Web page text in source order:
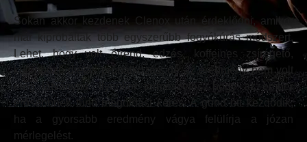
Sokan akkor kezdenek Clenox után érdeklődni, amikor
már kipróbáltak több egyszerűbb fogyókúrás módszert.
Lehet, hogy volt étrend, edzés, koffeines zsírégető,
különböző diétás próbálkozás, de az eredmény nem volt
elég látványos. Ilyenkor természetes, hogy az ember
erősebbnek tűnő megoldást keres. A gond ott kezdődik,
ha a gyorsabb eredmény vágya felülírja a józan
mérlegelést.